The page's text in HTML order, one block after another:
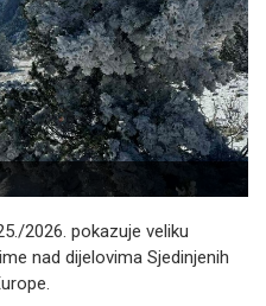
2026. pokazuje veliku
nad dijelovima Sjedinjenih